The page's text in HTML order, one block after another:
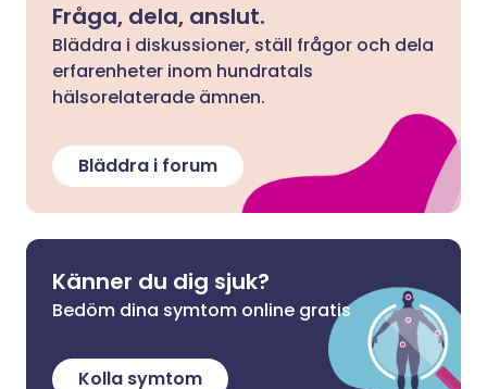
Fråga, dela, anslut.
Bläddra i diskussioner, ställ frågor och dela
erfarenheter inom hundratals
hälsorelaterade ämnen.
Bläddra i forum
Känner du dig sjuk?
Bedöm dina symtom online gratis
Kolla symtom